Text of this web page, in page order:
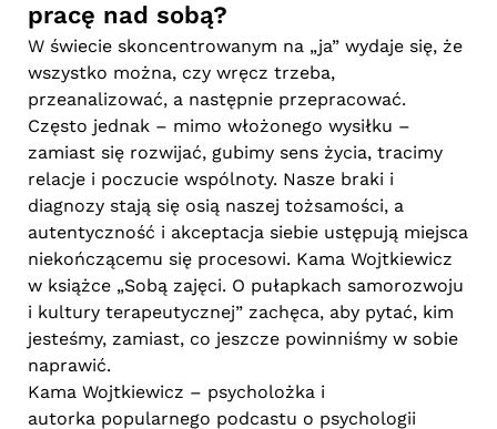
pracę nad sobą?
W świecie skoncentrowanym na „ja” wydaje się, że
wszystko można, czy wręcz trzeba,
przeanalizować, a następnie przepracować.
Często jednak – mimo włożonego wysiłku –
zamiast się rozwijać, gubimy sens życia, tracimy
relacje i poczucie wspólnoty. Nasze braki i
diagnozy stają się osią naszej tożsamości, a
autentyczność i akceptacja siebie ustępują miejsca
niekończącemu się procesowi. Kama Wojtkiewicz
w książce „Sobą zajęci. O pułapkach samorozwoju
i kultury terapeutycznej” zachęca, aby pytać, kim
jesteśmy, zamiast, co jeszcze powinniśmy w sobie
naprawić.
Kama Wojtkiewicz – psycholożka i
autorka popularnego podcastu o psychologii